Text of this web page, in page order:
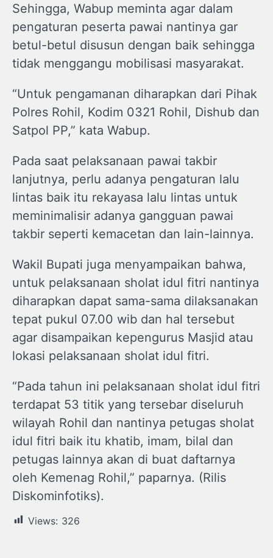
Sehingga, Wabup meminta agar dalam
pengaturan peserta pawai nantinya gar
betul-betul disusun dengan baik sehingga
tidak menggangu mobilisasi masyarakat.
“Untuk pengamanan diharapkan dari Pihak
Polres Rohil, Kodim 0321 Rohil, Dishub dan
Satpol PP,” kata Wabup.
Pada saat pelaksanaan pawai takbir
lanjutnya, perlu adanya pengaturan lalu
lintas baik itu rekayasa lalu lintas untuk
meminimalisir adanya gangguan pawai
takbir seperti kemacetan dan lain-lainnya.
Wakil Bupati juga menyampaikan bahwa,
untuk pelaksanaan sholat idul fitri nantinya
diharapkan dapat sama-sama dilaksanakan
tepat pukul 07.00 wib dan hal tersebut
agar disampaikan kepengurus Masjid atau
lokasi pelaksanaan sholat idul fitri.
“Pada tahun ini pelaksanaan sholat idul fitri
terdapat 53 titik yang tersebar diseluruh
wilayah Rohil dan nantinya petugas sholat
idul fitri baik itu khatib, imam, bilal dan
petugas lainnya akan di buat daftarnya
oleh Kemenag Rohil,” paparnya. (Rilis
Diskominfotiks).
Views: 326